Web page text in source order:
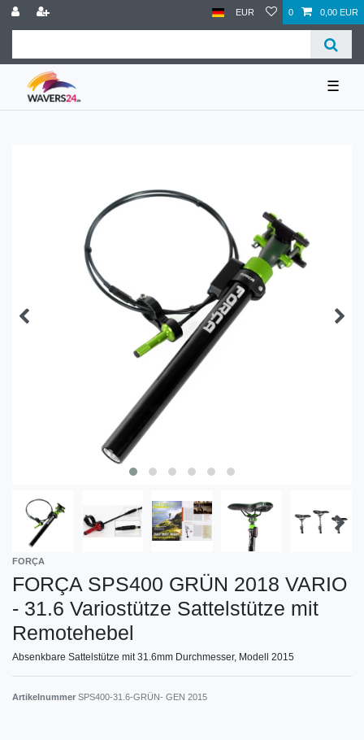
EUR 0 0,00 EUR
☰
FORÇA
FORÇA SPS400 GRÜN 2018 VARIO
- 31.6 Variostütze Sattelstütze mit
Remotehebel
Absenkbare Sattelstütze mit 31.6mm Durchmesser, Modell 2015
Artikelnummer SPS400-31.6-GRÜN- GEN 2015